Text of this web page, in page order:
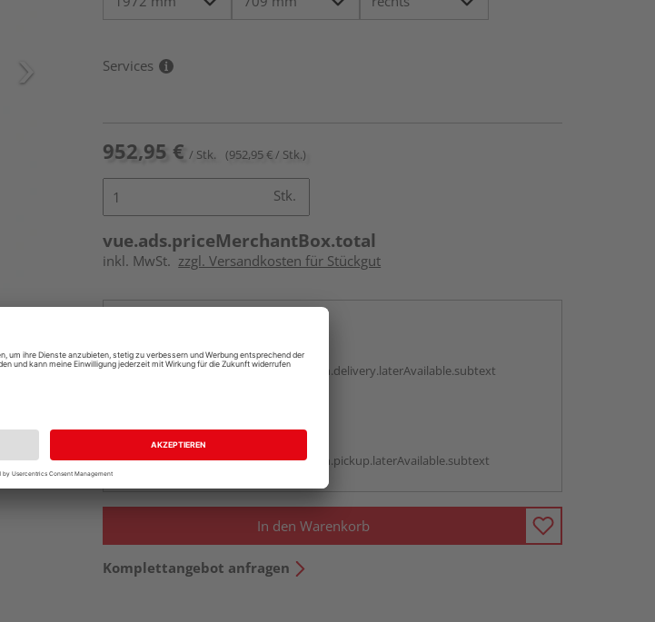
Services
952,95 € / Stk. (952,95 € / Stk.)
Stk.
vue.ads.priceMerchantBox.total
inkl. MwSt. zzgl. Versandkosten für Stückgut
Auf Vorbestellung:
vue.ads.priceMerchantBox.option.delivery.laterAvailable.subtext
Auf Vorbestellung:
vue.ads.priceMerchantBox.option.pickup.laterAvailable.subtext
In den Warenkorb
Komplettangebot anfragen